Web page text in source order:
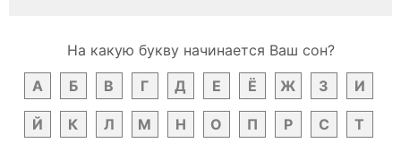
На какую букву начинается Ваш сон?
А
Б В Г Д Е Ё Ж З И
Й К Л М Н О П Р С Т